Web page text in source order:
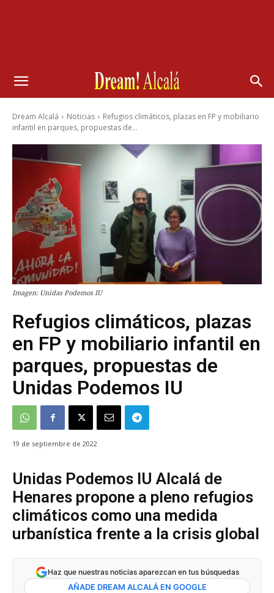
Dream Alcalá Noticias
Refugios climáticos, plazas en FP y mobiliario
infantil en parques, propuestas de...
Imagen: Unidas Podemos IU
Refugios climáticos, plazas
en FP y mobiliario infantil en
parques, propuestas de
Unidas Podemos IU
19 de septiembre de 2022
Unidas Podemos IU Alcalá de
Henares propone a pleno refugios
climáticos como una medida
urbanística frente a la crisis global
Haz que nuestras noticias aparezcan en tus búsquedas
AÑADE DREAM ALCALÁ EN GOOGLE